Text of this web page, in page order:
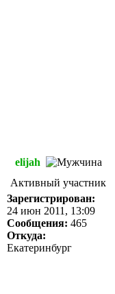
elijah
Активный участник
Зарегистрирован:
24 июн 2011, 13:09
Сообщения: 465
Откуда:
Екатеринбург